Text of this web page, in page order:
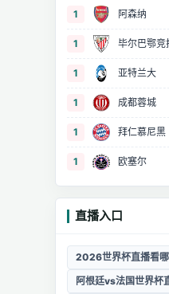
1 阿森纳
1 毕尔巴鄂竞
1 亚特兰大
1 成都蓉城
1 拜仁慕尼黑
1 欧塞尔
直播入口
2026世界杯直播看
阿根廷vs法国世界杯